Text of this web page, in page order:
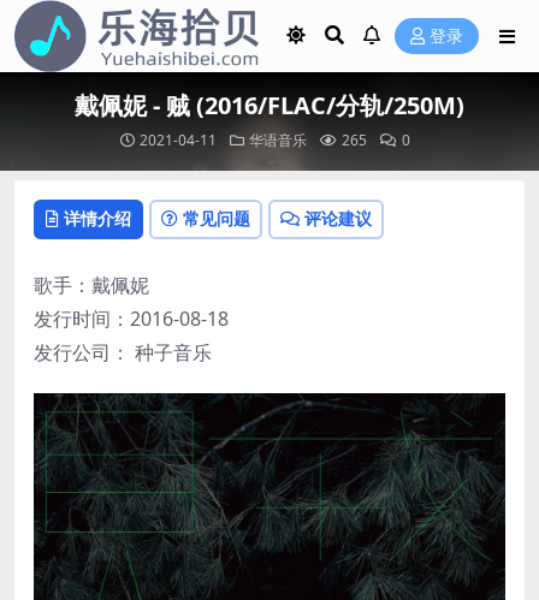
登录
戴佩妮 - 贼 (2016/FLAC/分轨/250M)
2021-04-11 华语音乐 265 0
详情介绍 常见问题 评论建议
歌手：戴佩妮
发行时间：2016-08-18
发行公司： 种子音乐